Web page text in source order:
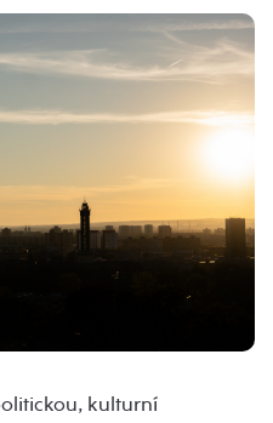
kulturní